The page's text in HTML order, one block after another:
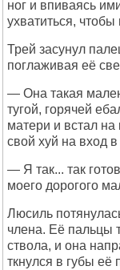
ног и впиваясь
ухватиться, чтобы
Трей засунул
поглаживая её
— Она такая
тугой, горячей
матери и встал
свой хуй на вход
— Я так... так
моего дорогого
Люсиль
члена. Её пальцы
ствола, и она
ткнулся в губы